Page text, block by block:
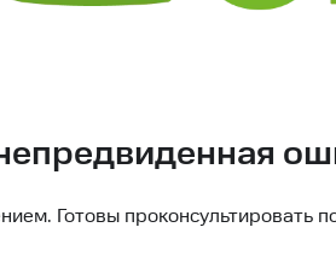
Готовы проконсультировать